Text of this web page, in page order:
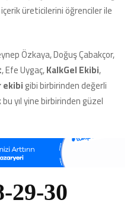
Mart’ta
Başlıyor
üreticilerini öğrenciler ile
Özkaya, Doğuş Çabakçor,
, Efe Uygaç,KalkGel Ekibi,
ekibigibi birbirinden değerli
yıl yine birbirinden güzel
29-30